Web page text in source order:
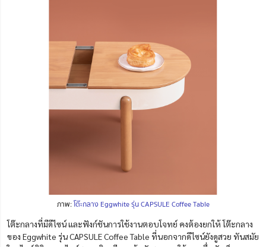
ภาพ:โต๊ะกลาง Eggwhite รุ่น CAPSULE Coffee Table
โต๊ะกลางที่มีดีไซน์ และฟังก์ชันการใช้งานตอบโจทย์ คงต้องยกให้ โต๊ะกลาง
ของ Eggwhite รุ่น CAPSULE Coffee Table ที่นอกจากดีไซน์ยังดูสวย ทันสมัย